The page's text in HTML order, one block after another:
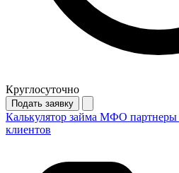
Круглосуточно
Подать заявку
Калькулятор займа МФО партнеры
клиентов